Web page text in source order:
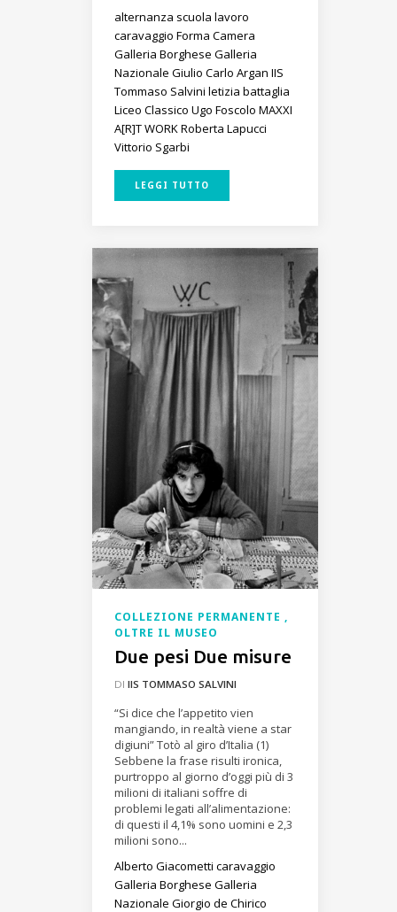
alternanza scuola lavoro
caravaggio Forma Camera
Galleria Borghese Galleria
Nazionale Giulio Carlo Argan IIS
Tommaso Salvini letizia battaglia
Liceo Classico Ugo Foscolo MAXXI
A[R]T WORKRoberta Lapucci
Vittorio Sgarbi
LEGGI TUTTO
COLLEZIONE PERMANENTE
OLTRE IL MUSEO
Due pesi Due misure
DI IIS TOMMASO SALVINI
“Si dice che l’appetito vien
mangiando, in realtà viene a star
digiuni” Totò al giro d’Italia (1)
Sebbene la frase risulti ironica,
purtroppo al giorno d’oggi più di 3
milioni di italiani soffre di
problemi legati all’alimentazione:
di questi il 4,1% sono uomini e 2,3
milioni sono...
Alberto Giacometti caravaggio
Galleria Borghese Galleria
Nazionale Giorgio de Chirico